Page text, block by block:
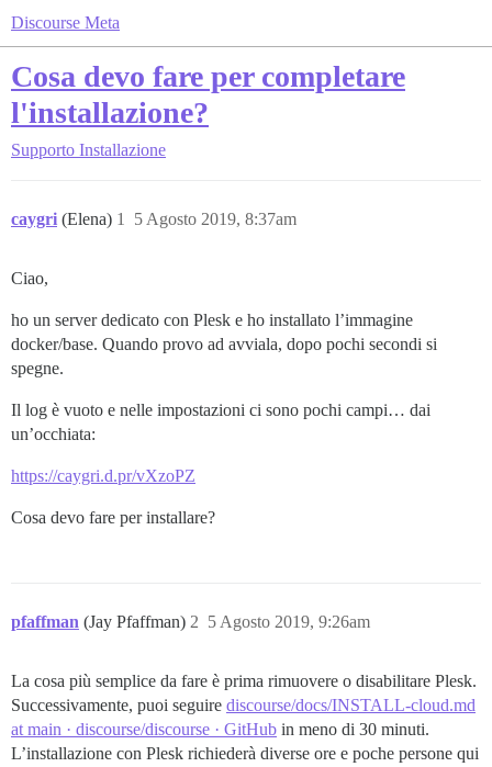
Discourse Meta
Cosa devo fare per completare
l'installazione?
Supporto Installazione
caygri (Elena) 5 Agosto 2019, 8:37am
1
Ciao,
ho un server dedicato con Plesk e ho installato l’immagine
docker/base. Quando provo ad avviala, dopo pochi secondi si
spegne.
Il log è vuoto e nelle impostazioni ci sono pochi campi… dai
un’occhiata:
https://caygri.d.pr/vXzoPZ
Cosa devo fare per installare?
pfaffman (Jay Pfaffman) 5 Agosto 2019, 9:26am
2
La cosa più semplice da fare è prima rimuovere o disabilitare Plesk.
Successivamente, puoi seguire discourse/docs/INSTALL-cloud.md
at main · discourse/discourse · GitHub in meno di 30 minuti.
L’installazione con Plesk richiederà diverse ore e poche persone qui